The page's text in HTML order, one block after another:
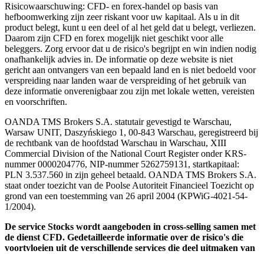
Risicowaarschuwing: CFD- en forex-handel op basis van
hefboomwerking zijn zeer riskant voor uw kapitaal. Als u in dit
product belegt, kunt u een deel of al het geld dat u belegt, verliezen.
Daarom zijn CFD en forex mogelijk niet geschikt voor alle
beleggers. Zorg ervoor dat u de risico's begrijpt en win indien nodig
onafhankelijk advies in. De informatie op deze website is niet
gericht aan ontvangers van een bepaald land en is niet bedoeld voor
verspreiding naar landen waar de verspreiding of het gebruik van
deze informatie onverenigbaar zou zijn met lokale wetten, vereisten
en voorschriften.
OANDA TMS Brokers S.A. statutair gevestigd te Warschau,
Warsaw UNIT, Daszyńskiego 1, 00-843 Warschau, geregistreerd bij
de rechtbank van de hoofdstad Warschau in Warschau, XIII
Commercial Division of the National Court Register onder KRS-
nummer 0000204776, NIP-nummer 5262759131, startkapitaal:
PLN 3.537.560 in zijn geheel betaald. OANDA TMS Brokers S.A.
staat onder toezicht van de Poolse Autoriteit Financieel Toezicht op
grond van een toestemming van 26 april 2004 (KPWiG-4021-54-
1/2004).
De service Stocks wordt aangeboden in cross-selling samen met
de dienst CFD. Gedetailleerde informatie over de risico's die
voortvloeien uit de verschillende services die deel uitmaken van